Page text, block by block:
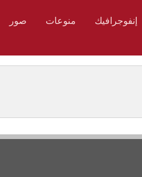
إنفوجرافيك منوعات صور